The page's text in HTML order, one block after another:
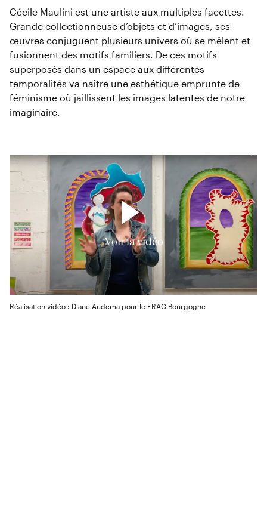
Cécile Maulini est une artiste aux multiples facettes.
Grande collectionneuse d’objets et d’images, ses
œuvres conjuguent plusieurs univers où se mêlent et
fusionnent des motifs familiers. De ces motifs
superposés dans un espace aux différentes
temporalités va naître une esthétique emprunte de
féminisme où jaillissent les images latentes de notre
imaginaire.
Voir la vidéo
Réalisation vidéo : Diane Audema pour le FRAC Bourgogne